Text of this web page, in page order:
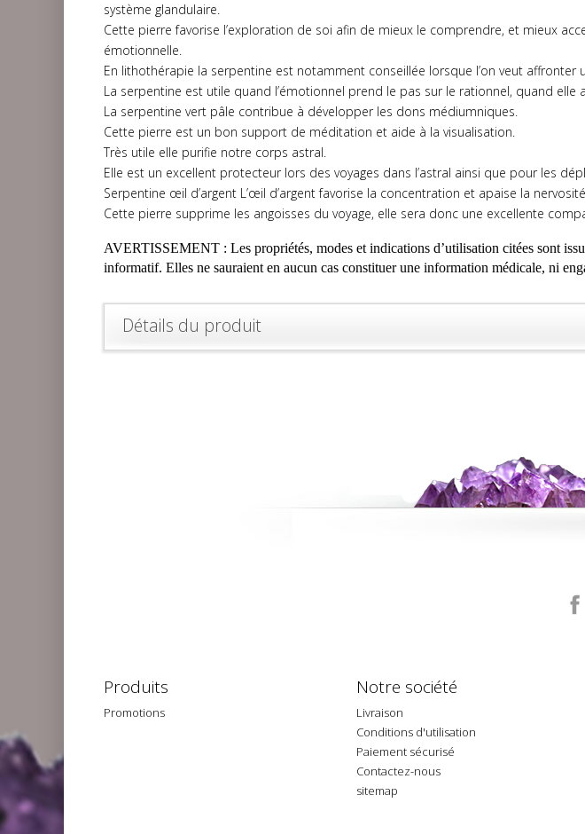
système glandulaire.
Cette pierre favorise l’exploration de soi afin de mieux le comprendre, et mieux
émotionnelle.
En lithothérapie la serpentine est notamment conseillée lorsque l’on veut affronter
La serpentine est utile quand l’émotionnel prend le pas sur le rationnel, quand
La serpentine vert pâle contribue à développer les dons médiumniques.
Cette pierre est un bon support de méditation et aide à la visualisation.
Très utile elle purifie notre corps astral.
Elle est un excellent protecteur lors des voyages dans l’astral ainsi que pour les
Serpentine œil d’argent L’œil d’argent favorise la concentration et apaise la
Cette pierre supprime les angoisses du voyage, elle sera donc une excellente
AVERTISSEMENT : Les propriétés, modes et indications d’utilisation citées sont
informatif. Elles ne sauraient en aucun cas constituer une information médicale, ni
Détails du produit
Produits
Promotions
Notre société
Livraison
Conditions d'utilisation
Paiement sécurisé
Contactez-nous
sitemap